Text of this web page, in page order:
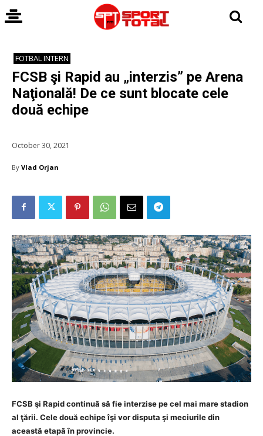
FOTBAL INTERN
FCSB şi Rapid au „interzis” pe Arena
Naţională! De ce sunt blocate cele
două echipe
October 30, 2021
By Vlad Orjan
FCSB şi Rapid continuă să fie interzise pe cel mai mare stadion
al ţării. Cele două echipe îşi vor disputa şi meciurile din
această etapă în provincie.